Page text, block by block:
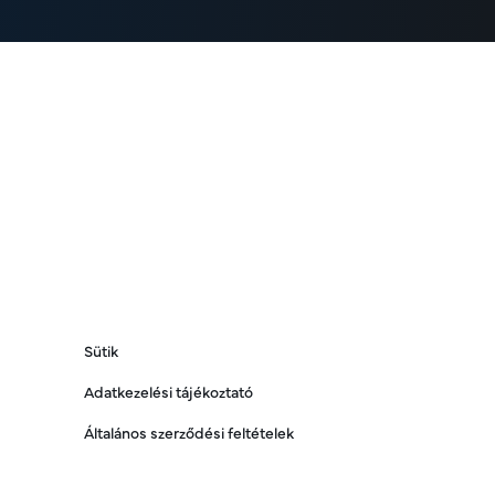
Sütik
Adatkezelési tájékoztató
Általános szerződési feltételek